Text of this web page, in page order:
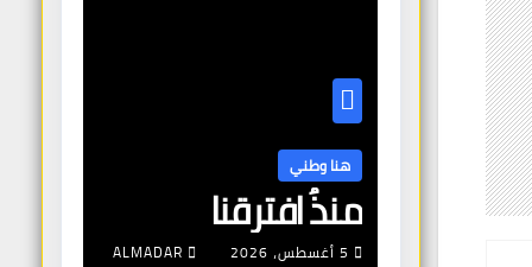
هنا وطني
منذُ افترقنا
5 أغسطس، 2026 ALMADAR